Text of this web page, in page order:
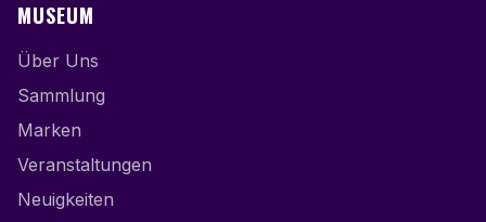
MUSEUM
Über Uns
Sammlung
Marken
Veranstaltungen
Neuigkeiten